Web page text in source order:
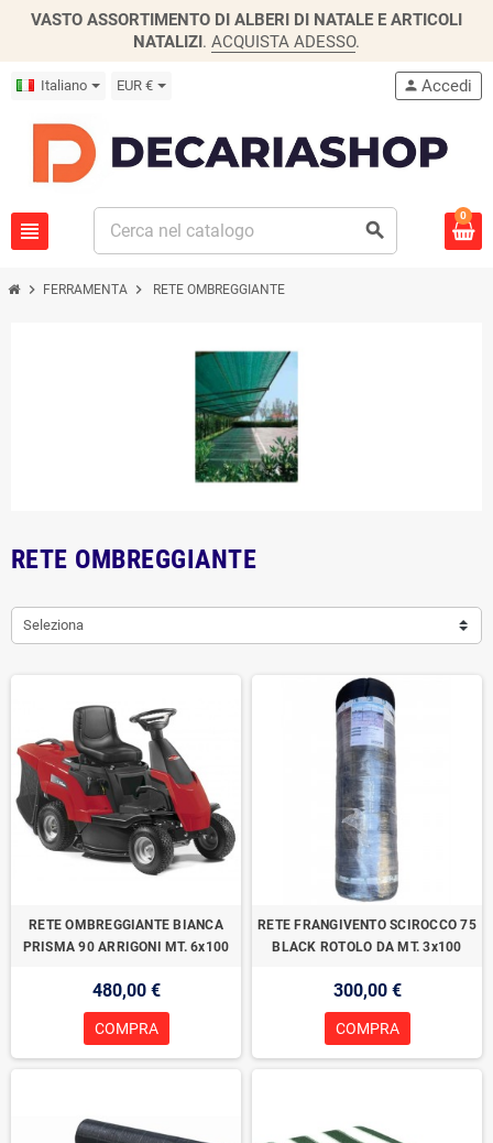
VASTO ASSORTIMENTO DI ALBERI DI NATALE E ARTICOLI
NATALIZI. ACQUISTA ADESSO.
Italiano EUR €
view_headline search
person Accedi
0
chevron_right FERRAMENTA chevron_right RETE OMBREGGIANTE
RETE OMBREGGIANTE
Seleziona
RETE OMBREGGIANTE BIANCA
PRISMA 90 ARRIGONI MT. 6x100
480,00 €
COMPRA
RETE FRANGIVENTO SCIROCCO 75
BLACK ROTOLO DA MT. 3x100
300,00 €
COMPRA